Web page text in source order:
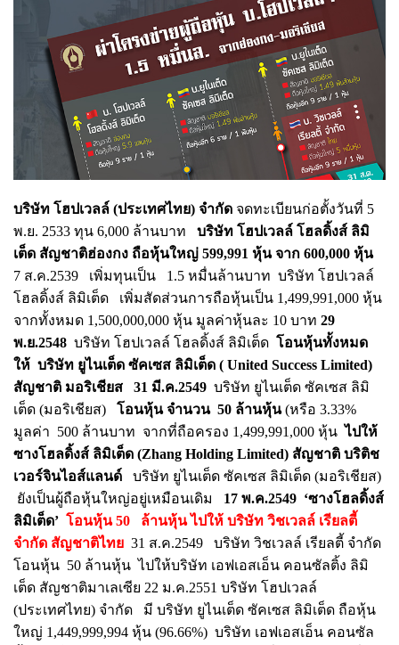
บริษัท โฮปเวลล์ (ประเทศไทย) จำกัด จดทะเบียนก่อตั้งวันที่ 5
พ.ย. 2533 ทุน 6,000 ล้านบาท บริษัท โฮปเวลล์ โฮลดิ้งส์ ลิมิ
เต็ด สัญชาติฮ่องกง ถือหุ้นใหญ่ 599,991 หุ้น จาก 600,000 หุ้น
7 ส.ค.2539 เพิ่มทุนเป็น 1.5 หมื่นล้านบาท บริษัท โฮปเวลล์
โฮลดิ้งส์ ลิมิเต็ด เพิ่มสัดส่วนการถือหุ้นเป็น 1,499,991,000 หุ้น
จากทั้งหมด 1,500,000,000 หุ้น มูลค่าหุ้นละ 10 บาท 29
พ.ย.2548 บริษัท โฮปเวลล์ โฮลดิ้งส์ ลิมิเต็ด โอนหุ้นทั้งหมด
ให้ บริษัท ยูไนเต็ด ซัคเซส ลิมิเต็ด ( United Success Limited)
สัญชาติ มอริเชียส
31 มี.ค.2549 บริษัท ยูไนเต็ด ซัคเซส ลิมิ
เต็ด (มอริเชียส) โอนหุ้น จำนวน 50 ล้านหุ้น(หรือ 3.33%
มูลค่า 500 ล้านบาท จากที่ถือครอง 1,499,991,000 หุ้นไปให้
ซางโฮลดิ้งส์ ลิมิเต็ด (Zhang Holding Limited) สัญชาติ บริติช
เวอร์จินไอส์แลนด์
บริษัท ยูไนเต็ด ซัคเซส ลิมิเต็ด (มอริเชียส)
ยังเป็นผู้ถือหุ้นใหญ่อยู่เหมือนเดิม 17 พ.ค.2549 ‘ซางโฮลดิ้งส์
ลิมิเต็ด’ โอนหุ้น 50 ล้านหุ้น ไปให้ บริษัท วิชเวลล์ เรียลตี้
จำกัด สัญชาติไทย 31 ส.ค.2549 บริษัท วิชเวลล์ เรียลตี้ จำกัด
โอนหุ้น 50 ล้านหุ้น ไปให้บริษัท เอฟเอสเอ็น คอนซัลติ้ง ลิมิ
เต็ด สัญชาติมาเลเซีย 22 ม.ค.2551 บริษัท โฮปเวลล์
(ประเทศไทย) จำกัด มี บริษัท ยูไนเต็ด ซัคเซส ลิมิเต็ด ถือหุ้น
ใหญ่ 1,449,999,994 หุ้น (96.66%) บริษัท เอฟเอสเอ็น คอนซัล